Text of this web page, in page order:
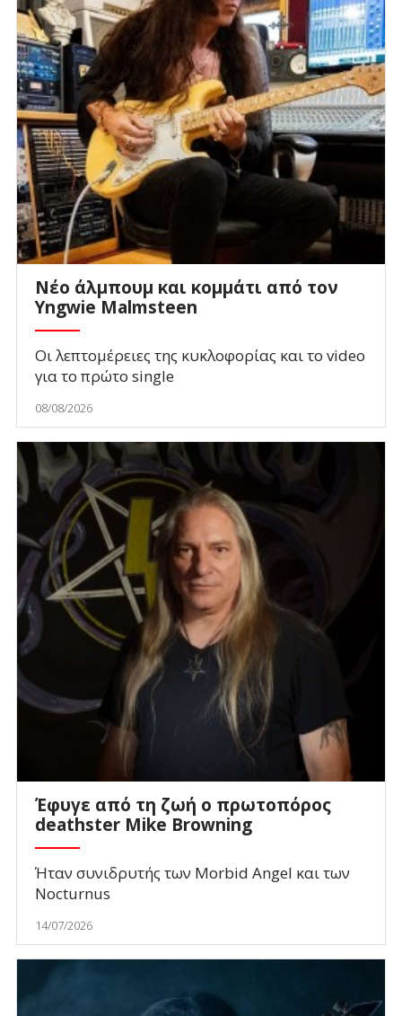
Νέο άλμπουμ και κομμάτι από τον
Yngwie Malmsteen
Οι λεπτομέρειες της κυκλοφορίας και το video
για το πρώτο single
08/08/2026
Έφυγε από τη ζωή ο πρωτοπόρος
deathster Mike Browning
Ήταν συνιδρυτής των Morbid Angel και των
Nocturnus
14/07/2026